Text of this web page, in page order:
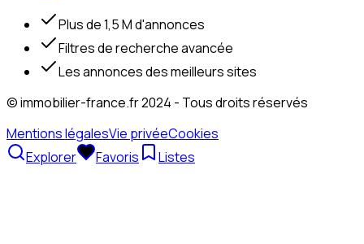
Plus de 1,5 M d'annonces
Filtres de recherche avancée
Les annonces des meilleurs sites
© immobilier-france.fr 2024 - Tous droits réservés
Mentions légalesVie privéeCookies
Explorer
Favoris Listes